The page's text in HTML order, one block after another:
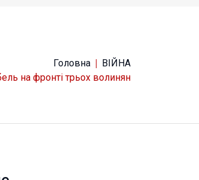
Головна
ВІЙНА
на фронті трьох волинян